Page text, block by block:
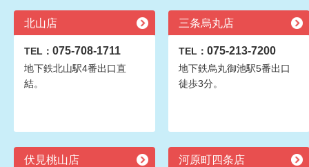
北山店
TEL： 075-708-1711
地下鉄北山駅4番出口直
結。
三条烏丸店
TEL： 075-213-7200
地下鉄烏丸御池駅5番出口
徒歩3分。
伏見桃山店 河原町四条店